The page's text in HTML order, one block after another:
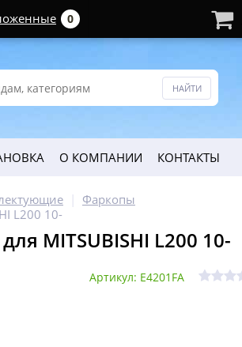
О КОМПАНИИ КОНТАКТЫ
Фаркопы
L200 10-
MITSUBISHI L200 10-
Артикул: E4201FA
0